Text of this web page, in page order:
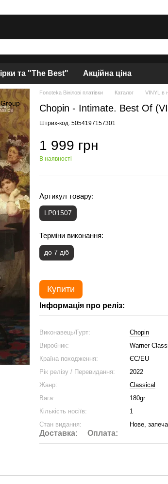
та "The Best" Акційна ціна
Fonoteka Вінілові платівки Каталог VINYL в
Chopin - Intimate. Best Of
Штрих-код: 5054197157301
1 999 грн
В наявності
Артикул товару:
LP01507
Терміни виконання:
до 7 діб
Купити
Інформація про реліз:
Виконавець/Гурт:
Chopin
Виробник:
Warner
Країна походження:
ЄС/EU
Рік релізу / Перевидання:
2022
Жанр:
Classical
Вага:
180gr
Кількість носіїв:
1
Стан видання:
Нове,
Доставка: Оплата: